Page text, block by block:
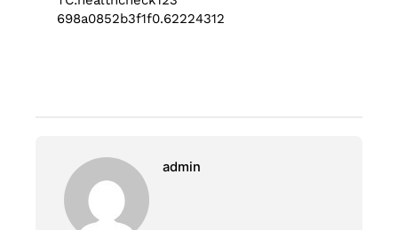
698a0852b3f1f0.62224312
admin